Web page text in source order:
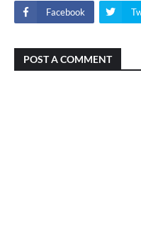
Facebook
POST A COMMENT